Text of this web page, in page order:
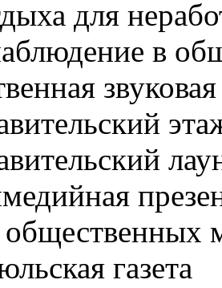
для
в
газета